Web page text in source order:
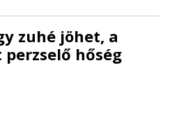
zuhé jöhet, a
hőség